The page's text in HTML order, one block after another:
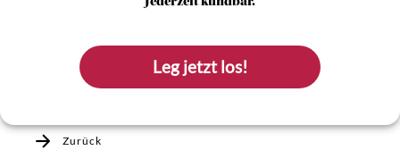
Leg jetzt los!
Zurück